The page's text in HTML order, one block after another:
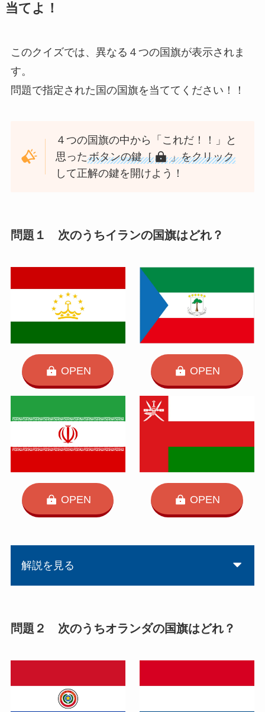
当てよ！
このクイズでは、異なる４つの国旗が表示されま
す。
問題で指定された国の国旗を当ててください！！
４つの国旗の中から「これだ！！」と
思ったボタンの鍵［
」をクリック
して正解の鍵を開けよう！
問題１ 次のうちイランの国旗はどれ？
OPEN OPEN
OPEN OPEN
解説を見る
問題２ 次のうちオランダの国旗はどれ？